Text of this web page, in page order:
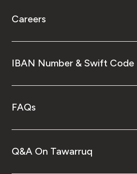
Careers
IBAN Number & Swift Code
FAQs
Q&A On Tawarruq